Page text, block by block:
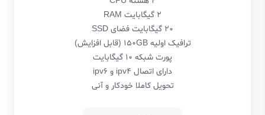
2 گیگابایت RAM
20 گیگابایت فضای SSD
ترافیک اولیه 150GB (قابل افزایش)
پورت شبکه 10 گیگابایت
دارای اتصال ipv4 و ipv6
تحویل کاملا خودکار و آنی